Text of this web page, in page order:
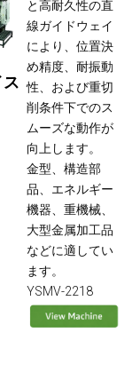
と高耐久性の直
線ガイドウェイ
により、位置決
め精度、耐振動
性、および重切
削条件下でのス
ムーズな動作が
向上します。
金型、構造部
品、エネルギー
機器、重機械、
大型金属加工品
などに適してい
ます。
YSMV-2218